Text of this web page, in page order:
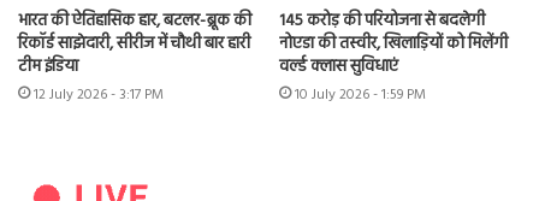
भारत की ऐतिहासिक हार, बटलर-ब्रूक की
रिकॉर्ड साझेदारी, सीरीज में चौथी बार हारी
टीम इंडिया
12 July 2026 - 3:17 PM
145 करोड़ की परियोजना से बदलेगी
नोएडा की तस्वीर, खिलाड़ियों को मिलेंगी
वर्ल्ड क्लास सुविधाएं
10 July 2026 - 1:59 PM